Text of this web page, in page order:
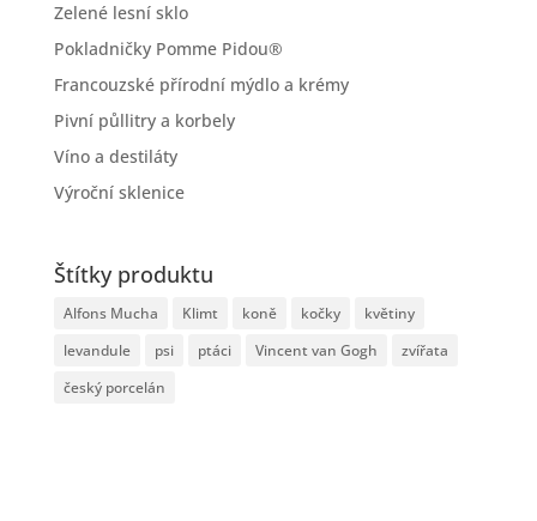
Zelené lesní sklo
Pokladničky Pomme Pidou®
Francouzské přírodní mýdlo a krémy
Pivní půllitry a korbely
Víno a destiláty
Výroční sklenice
Štítky produktu
Alfons Mucha Klimt koně kočky
květiny
levandule
psi ptáci Vincent van Gogh
zvířata
český porcelán